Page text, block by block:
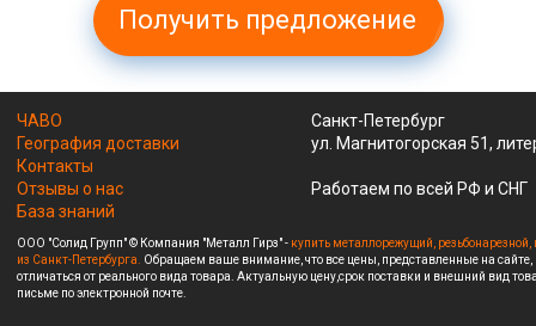
Получить предложение
ЧАВО
География доставки
Контакты
Отзывы о нас
База знаний
Санкт-Петербург
ул. Магнитогорская 51,
Работаем по всей РФ и СНГ
ООО "Солид Групп" © Компания "Металл Гирз" - купить металлорежущий,
из Санкт-Петербурга. Обращаем ваше внимание, что все цены, представленные на
отличаться от реального вида товара. Актуальную цену,срок поставки и внешний вид
письме по электронной почте.